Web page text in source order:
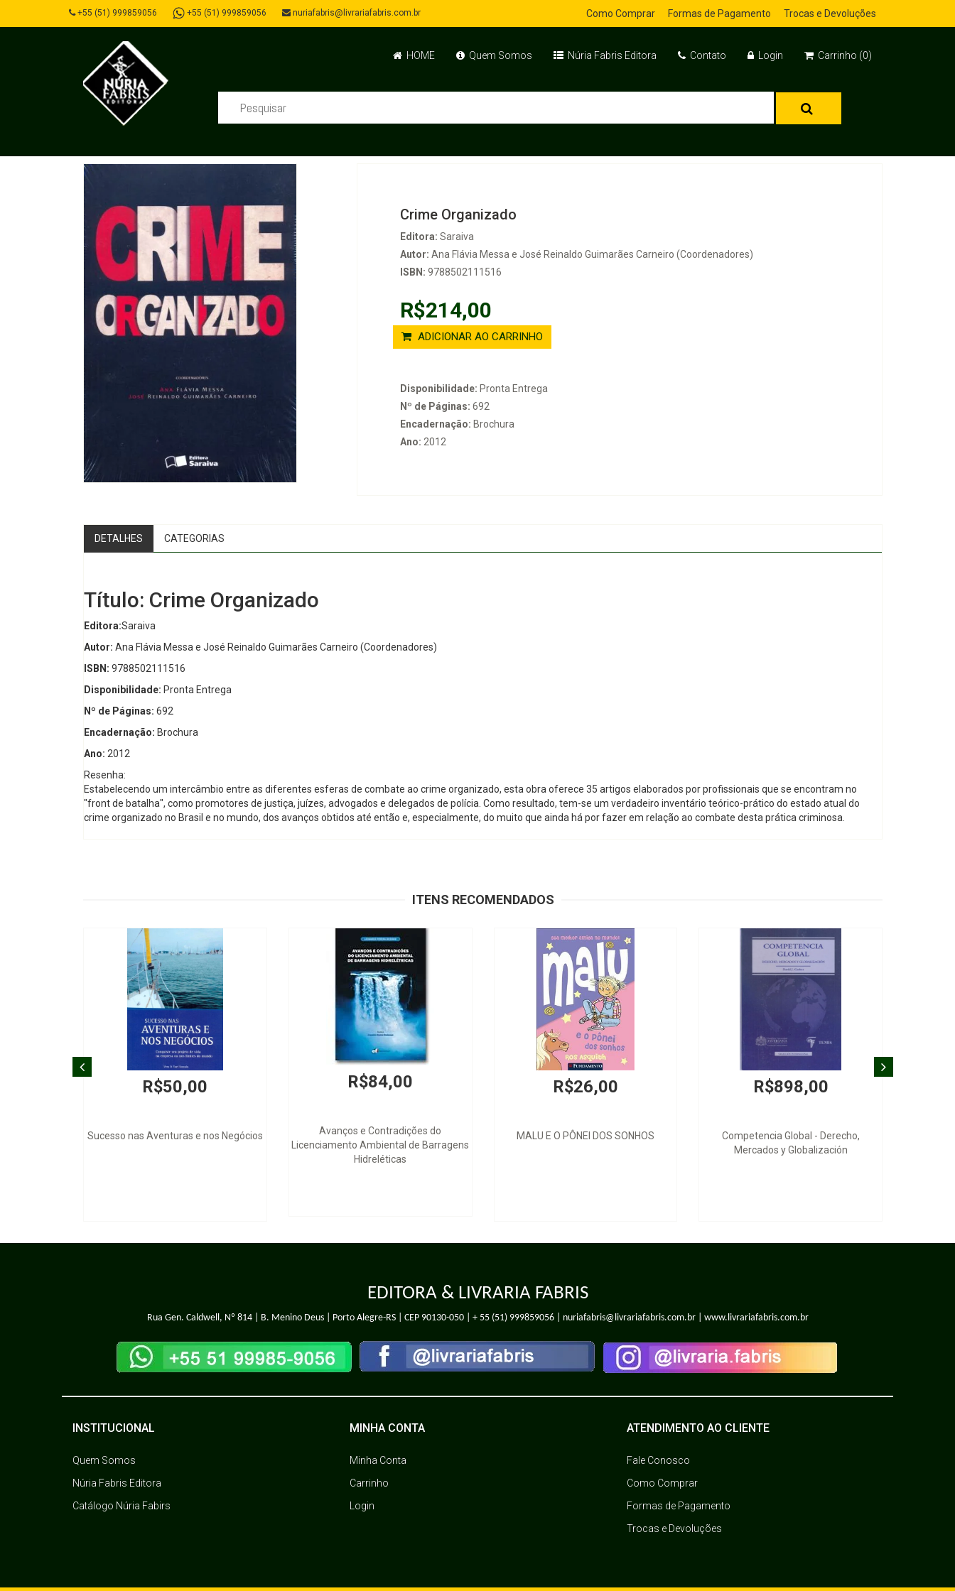
+55 (51) 999859056 +55 (51) 999859056 nuriafabris@livrariafabris.com.br Como Comprar Formas de Pagamento Trocas e Devoluções
HOME Quem Somos Núria Fabris Editora Contato Login Carrinho (0)
Crime Organizado
Editora: Saraiva
Autor: Ana Flávia Messa e José Reinaldo Guimarães Carneiro (Coordenadores)
ISBN: 9788502111516
R$214,00
ADICIONAR AO CARRINHO
Disponibilidade: Pronta Entrega
Nº de Páginas: 692
Encadernação: Brochura
Ano: 2012
DETALHES CATEGORIAS
Título: Crime Organizado
Editora:Saraiva
Autor: Ana Flávia Messa e José Reinaldo Guimarães Carneiro (Coordenadores)
ISBN: 9788502111516
Disponibilidade: Pronta Entrega
Nº de Páginas: 692
Encadernação: Brochura
Ano: 2012
Resenha:
Estabelecendo um intercâmbio entre as diferentes esferas de combate ao crime organizado, esta obra oferece 35 artigos elaborados por profissionais que se encontram no
"front de batalha", como promotores de justiça, juízes, advogados e delegados de polícia. Como resultado, tem-se um verdadeiro inventário teórico-prático do estado atual do
crime organizado no Brasil e no mundo, dos avanços obtidos até então e, especialmente, do muito que ainda há por fazer em relação ao combate desta prática criminosa.
ITENS RECOMENDADOS
R$50,00
Sucesso nas Aventuras e nos Negócios
R$84,00
Avanços e Contradições do
Licenciamento Ambiental de Barragens
Hidreléticas
R$26,00
MALU E O PÔNEI DOS SONHOS
R$898,00
Competencia Global - Derecho,
Mercados y Globalización
EDITORA & LIVRARIA FABRIS
Rua Gen. Caldwell, Nº 814 | B. Menino Deus | Porto Alegre-RS | CEP 90130-050 | + 55 (51) 999859056| nuriafabris@livrariafabris.com.br | www.livrariafabris.com.br
INSTITUCIONAL
Quem Somos
Núria Fabris Editora
Catálogo Núria Fabirs
MINHA CONTA
Minha Conta
Carrinho
Login
ATENDIMENTO AO CLIENTE
Fale Conosco
Como Comprar
Formas de Pagamento
Trocas e Devoluções